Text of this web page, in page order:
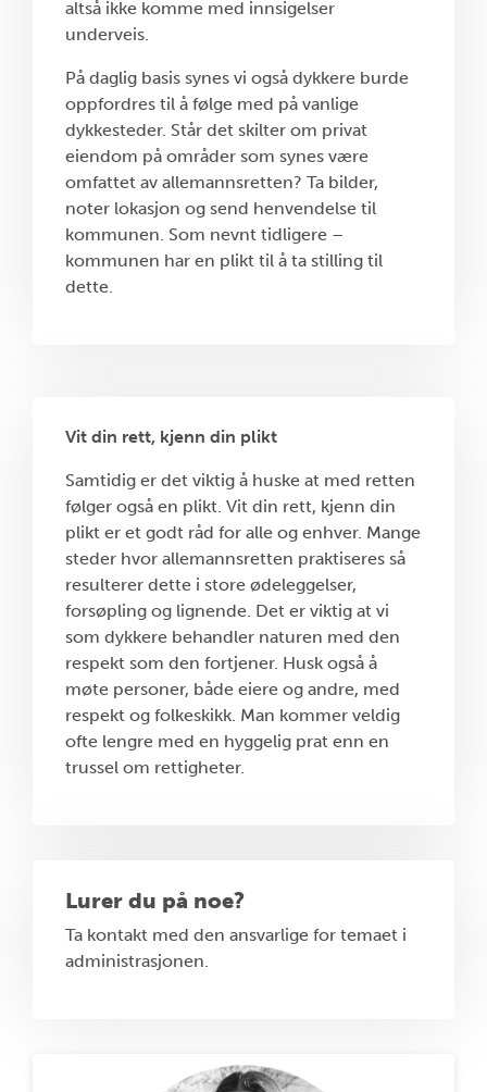
altså ikke komme med innsigelser
underveis.
På daglig basis synes vi også dykkere burde
oppfordres til å følge med på vanlige
dykkesteder. Står det skilter om privat
eiendom på områder som synes være
omfattet av allemannsretten? Ta bilder,
noter lokasjon og send henvendelse til
kommunen. Som nevnt tidligere –
kommunen har en plikt til å ta stilling til
dette.
Vit din rett, kjenn din plikt
Samtidig er det viktig å huske at med retten
følger også en plikt. Vit din rett, kjenn din
plikt er et godt råd for alle og enhver. Mange
steder hvor allemannsretten praktiseres så
resulterer dette i store ødeleggelser,
forsøpling og lignende. Det er viktig at vi
som dykkere behandler naturen med den
respekt som den fortjener. Husk også å
møte personer, både eiere og andre, med
respekt og folkeskikk. Man kommer veldig
ofte lengre med en hyggelig prat enn en
trussel om rettigheter.
Lurer du på noe?
Ta kontakt med den ansvarlige for temaet i
administrasjonen.